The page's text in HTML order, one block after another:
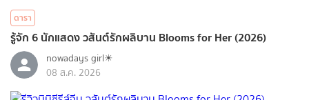
ดารา
รู้จัก 6 นักแสดง วสันต์รักผลิบาน Blooms for Her (2026)
nowadays girl☀︎︎
08 ส.ค. 2026